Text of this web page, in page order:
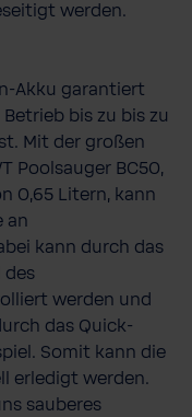
werden.
Akku garantiert
bis zu bis zu
Mit der großen
Poolsauger BC50,
0,65 Litern, kann
an
kann durch das
des
werden und
das Quick-​
Somit kann die
erledigt werden.
sauberes